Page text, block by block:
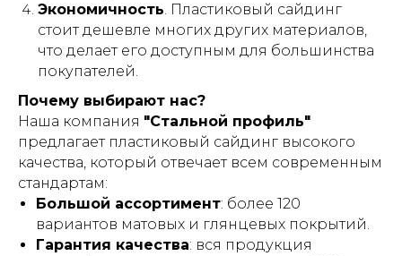
Экономичность. Пластиковый сайдинг
стоит дешевле многих других материалов,
что делает его доступным для большинства
покупателей.
Почему выбирают нас?
Наша компания "Стальной профиль"
предлагает пластиковый сайдинг высокого
качества, который отвечает всем современным
стандартам:
Большой ассортимент: более 120
вариантов матовых и глянцевых покрытий.
Гарантия качества: вся продукция